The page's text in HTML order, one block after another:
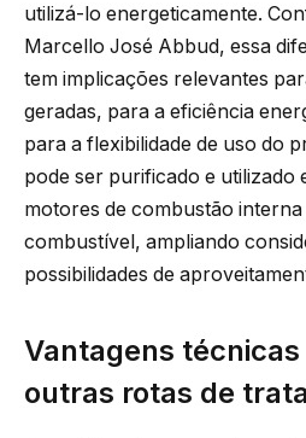
utilizá-lo energeticamente.
Marcello José Abbud, essa
tem implicações relevantes
geradas, para a eficiência
para a flexibilidade de uso do
pode ser purificado e utilizado
motores de combustão
combustível, ampliando
possibilidades de
Vantagens
outras rotas de